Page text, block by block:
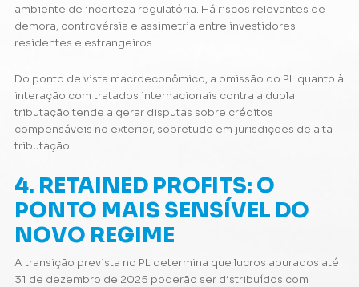
ambiente de incerteza regulatória. Há riscos relevantes de
demora, controvérsia e assimetria entre investidores
residentes e estrangeiros.
Do ponto de vista macroeconômico, a omissão do PL quanto à
interação com tratados internacionais contra a dupla
tributação tende a gerar disputas sobre créditos
compensáveis no exterior, sobretudo em jurisdições de alta
tributação.
4. RETAINED PROFITS: O
PONTO MAIS SENSÍVEL DO
NOVO REGIME
A transição prevista no PL determina que lucros apurados até
31 de dezembro de 2025 poderão ser distribuídos com